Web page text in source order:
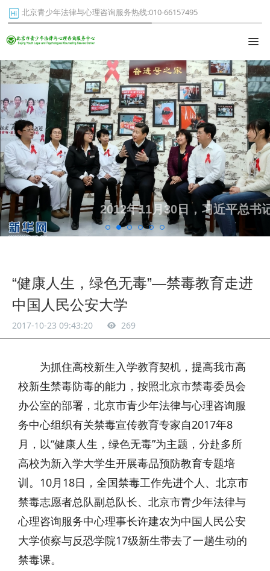
北京青少年法律与心理咨询服务热线:010-66157495
“健康人生，绿色无毒”—禁毒教育走进
中国人民公安大学
2017-10-23 09:43:20 269
为抓住高校新生入学教育契机，提高我市高
校新生禁毒防毒的能力，按照北京市禁毒委员会
办公室的部署，北京市青少年法律与心理咨询服
务中心组织有关禁毒宣传教育专家自2017年8
月，以“健康人生，绿色无毒”为主题，分赴多所
高校为新入学大学生开展毒品预防教育专题培
训。10月18日，全国禁毒工作先进个人、北京市
禁毒志愿者总队副总队长、北京市青少年法律与
心理咨询服务中心理事长许建农为中国人民公安
大学侦察与反恐学院17级新生带去了一趟生动的
禁毒课。